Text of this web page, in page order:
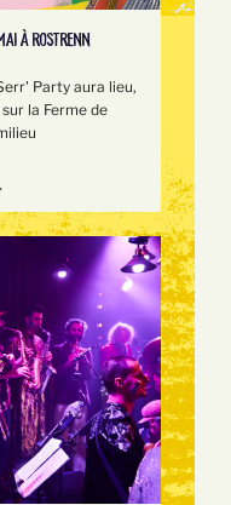
À ROSTRENN
Party aura lieu,
la Ferme de